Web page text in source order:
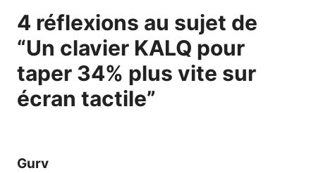
4 réflexions au sujet de
“Un clavier KALQ pour
taper 34% plus vite sur
écran tactile”
Gurv